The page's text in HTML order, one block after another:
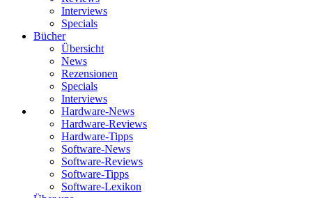
Interviews
Specials
Bücher
Übersicht
News
Rezensionen
Specials
Interviews
Hardware-News
Hardware-Reviews
Hardware-Tipps
Software-News
Software-Reviews
Software-Tipps
Software-Lexikon